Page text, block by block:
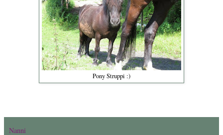
Pony Struppi :)
Nanni